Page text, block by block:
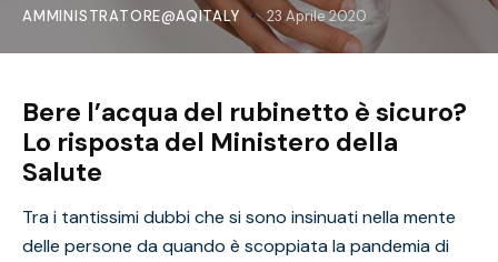
AMMINISTRATORE@AQITALY 23 Aprile 2020
Bere l’acqua del rubinetto è sicuro?
Lo risposta del Ministero della
Salute
Tra i tantissimi dubbi che si sono insinuati nella mente
delle persone da quando è scoppiata la pandemia di